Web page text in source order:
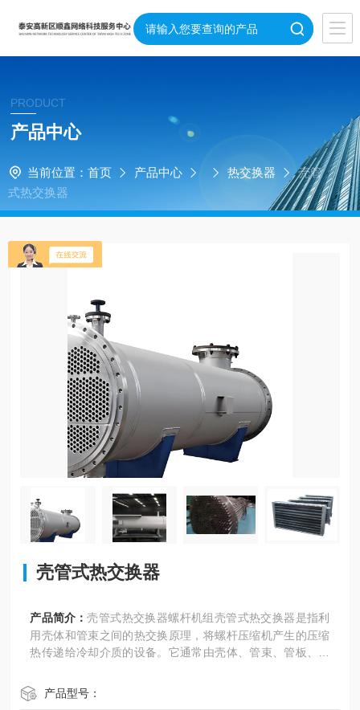
PRODUCT
产品中心
当前位置： 首页 产品中心 热交换器
壳管
式热交换器
壳管式热交换器
产品简介：壳管式热交换器螺杆机组壳管式热交换器是指利
用壳体和管束之间的热交换原理，将螺杆压缩机产生的压缩
热传递给冷却介质的设备。它通常由壳体、管束、管板、折
产品型号：